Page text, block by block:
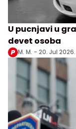
U pucnjavi u
devet osoba
M. M. - 20. Jul 2026.